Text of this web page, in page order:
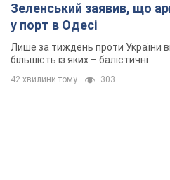
Зеленський заявив, що
у порт в Одесі
Лише за тиждень проти України
більшість із яких – балістичні
42 хвилини тому 303